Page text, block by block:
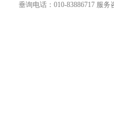
垂询电话：010-83886717 服务